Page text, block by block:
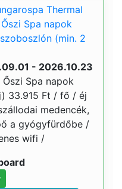
Thermal
Spa napok
(min. 2
- 2026.10.23
Spa napok
33.915 Ft / fő / éj
medencék,
a gyógyfürdőbe /
wifi /